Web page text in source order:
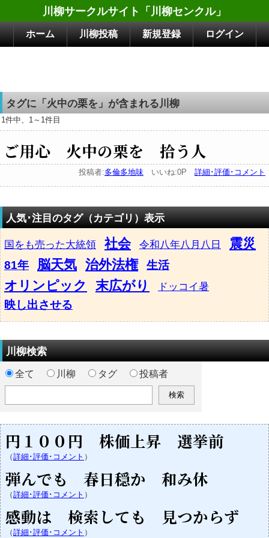
川柳サークルサイト「川柳センクル」
ホーム 川柳投稿 新規登録 ログイン
タグに「火中の栗を」が含まれる川柳
1件中、1～1件目
ご用心 火中の栗を 拾う人
投稿者:多倫多地味 いいね:0P 詳細･評価･コメント
人気･注目のタグ（カテゴリ）表示
国をも売った大統領 社会 令和八年八月八日 震災
81年 脳天気 治外法権 生活
オリンピック 末広がり ドッコイ暑
映し出させる
川柳検索
全て 川柳 タグ 投稿者
円１００円 株価上昇 選挙前
（詳細･評価･コメント ）
弾んでも 春日穏か 和み休
（詳細･評価･コメント ）
感動は 検索しても 見つからず
（詳細･評価･コメント ）